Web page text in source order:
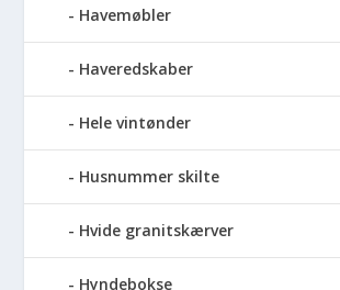
Havemøbler
Haveredskaber
Hele vintønder
Husnummer skilte
Hvide granitskærver
Hyndebokse